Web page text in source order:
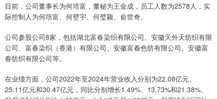
目前，公司董事长为何培富，董秘为王金成，员工人数为2578人，实
际控制人为何培富、何壁宇、何璧颖、俞世奇。
公司参股公司8家，包括湖北富春染织有限公司、安徽天外天纺织有限
公司、富春染织（香港）有限公司、安徽富春色纺有限公司、安徽富
春纺织有限公司等。
在业绩方面，公司2022年至2024年营业收入分别为22.08亿元、
25.11亿元和30.47亿元，同比分别增长1.49%、13.73%和21.38%。